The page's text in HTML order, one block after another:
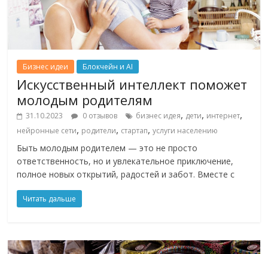
Бизнес идеи Блокчейн и AI
Искусственный интеллект поможет
молодым родителям
31.10.2023 0 отзывов бизнес идея, дети, интернет,
нейронные сети, родители, стартап,услуги населению
Быть молодым родителем — это не просто
ответственность, но и увлекательное приключение,
полное новых открытий, радостей и забот. Вместе с
Читать дальше